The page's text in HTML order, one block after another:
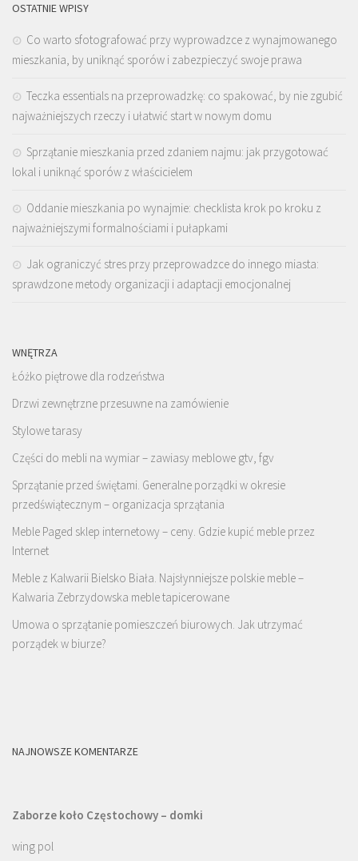
OSTATNIE WPISY
Co warto sfotografować przy wyprowadzce z wynajmowanego
mieszkania, by uniknąć sporów i zabezpieczyć swoje prawa
Teczka essentials na przeprowadzkę: co spakować, by nie zgubić
najważniejszych rzeczy i ułatwić start w nowym domu
Sprzątanie mieszkania przed zdaniem najmu: jak przygotować
lokal i uniknąć sporów z właścicielem
Oddanie mieszkania po wynajmie: checklista krok po kroku z
najważniejszymi formalnościami i pułapkami
Jak ograniczyć stres przy przeprowadzce do innego miasta:
sprawdzone metody organizacji i adaptacji emocjonalnej
WNĘTRZA
Łóżko piętrowe dla rodzeństwa
Drzwi zewnętrzne przesuwne na zamówienie
Stylowe tarasy
Części do mebli na wymiar – zawiasy meblowe gtv, fgv
Sprzątanie przed świętami. Generalne porządki w okresie
przedświątecznym – organizacja sprzątania
Meble Paged sklep internetowy – ceny. Gdzie kupić meble przez
Internet
Meble z Kalwarii Bielsko Biała. Najsłynniejsze polskie meble –
Kalwaria Zebrzydowska meble tapicerowane
Umowa o sprzątanie pomieszczeń biurowych. Jak utrzymać
porządek w biurze?
NAJNOWSZE KOMENTARZE
Zaborze koło Częstochowy – domki
wing pol